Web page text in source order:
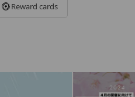
Reward cards